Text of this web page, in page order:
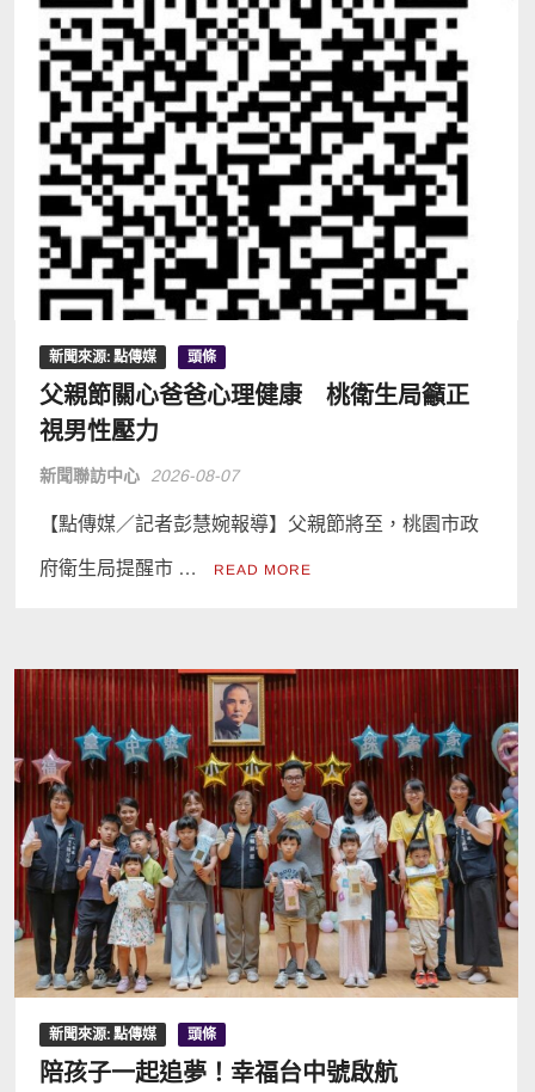
新聞來源: 點傳媒 頭條
父親節關心爸爸心理健康 桃衛生局籲正
視男性壓力
新聞聯訪中心 2026-08-07
【點傳媒／記者彭慧婉報導】父親節將至，桃園市政
府衛生局提醒市 … READ MORE
新聞來源: 點傳媒 頭條
陪孩子一起追夢！幸福台中號啟航